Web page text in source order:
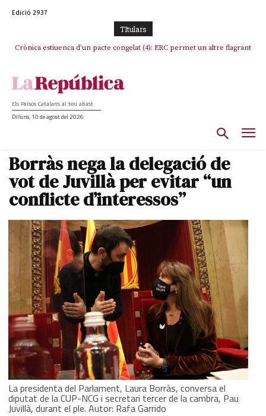
Edició 2937
TItulars
Crònica estiuenca d’un pacte congelat (4): ERC permet un altre flagrant
Rufián boicoteja l’estratègia d’acostament a Junts d’Oriol Junqueras
Els Països Catalans al teu abast
Dilluns, 10 de agost del 2026
Borràs nega la delegació de
vot de Juvillà per evitar “un
conflicte d’interessos”
La presidenta del Parlament, Laura Borràs, conversa el
diputat de la CUP-NCG i secretari tercer de la cambra, Pau
Juvillà, durant el ple. Autor: Rafa Garrido